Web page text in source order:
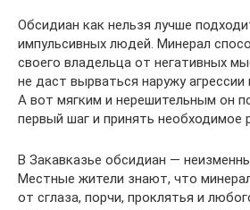
Обсидиан как нельзя лучше
импульсивных людей. Минерал
своего владельца от негативных
не даст вырваться наружу
А вот мягким и нерешительным он
первый шаг и принять необходимое
В Закавказье обсидиан —
Местные жители знают, что
от сглаза, порчи, проклятья и